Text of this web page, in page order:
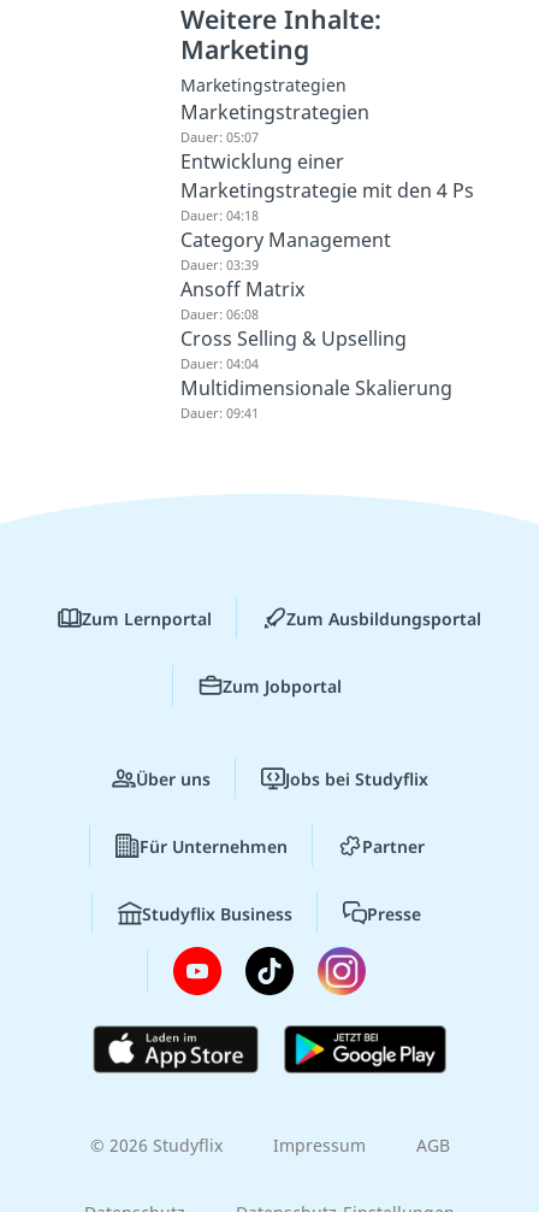
Weitere Inhalte:
Marketing
Marketingstrategien
Marketingstrategien
Dauer: 05:07
Entwicklung einer
Marketingstrategie mit den 4 Ps
Dauer: 04:18
Category Management
Dauer: 03:39
Ansoff Matrix
Dauer: 06:08
Cross Selling & Upselling
Dauer: 04:04
Multidimensionale Skalierung
Dauer: 09:41
Zum Lernportal Zum Ausbildungsportal
Zum Jobportal
Über uns Jobs bei Studyflix
Für Unternehmen Partner
Studyflix Business Presse
© 2026 Studyflix Impressum AGB